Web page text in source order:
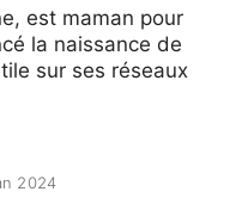
est maman pour
la naissance de
sur ses réseaux
2024